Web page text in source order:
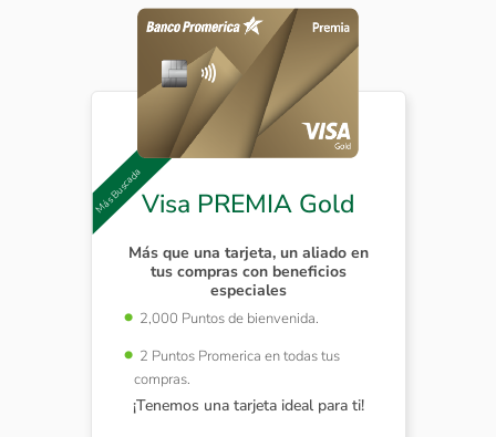
Visa PREMIA Gold
Más que una tarjeta, un aliado en
tus compras con beneficios
especiales
2,000 Puntos de bienvenida.
2 Puntos Promerica en todas tus
compras.
¡Tenemos una tarjeta ideal para ti!